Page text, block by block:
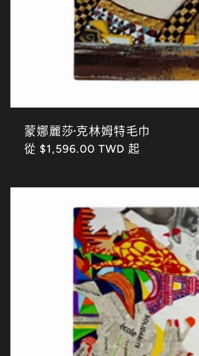
蒙娜麗莎·克林姆特毛巾
定
從 $1,596.00 TWD 起